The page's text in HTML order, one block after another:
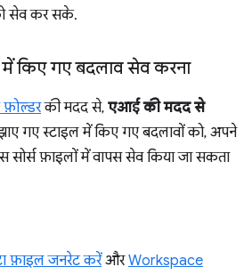
सेव कर सके.
किए गए बदलाव सेव करना
की मदद से, एआई की मदद से
गए स्टाइल में किए गए बदलावों को, अपने
सोर्स फ़ाइलों में वापस सेव किया जा सकता
फ़ाइल जनरेट करेंऔरWorkspace